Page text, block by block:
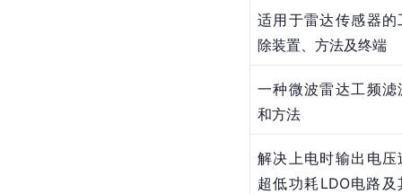
适用于雷达传感器的
除装置、方法及终端
一种微波雷达工频滤
和方法
解决上电时输出电压
超低功耗LDO电路及